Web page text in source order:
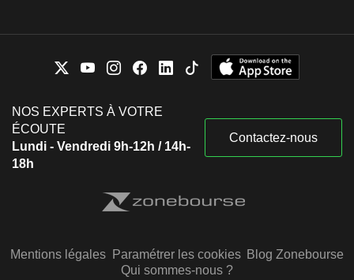
NOS EXPERTS À VOTRE
ÉCOUTE
Lundi - Vendredi 9h-12h / 14h-
18h
Contactez-nous
Mentions légales Paramétrer les cookies Blog Zonebourse
Qui sommes-nous ?